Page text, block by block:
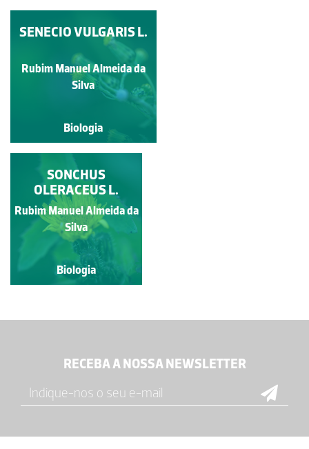
PSEUDOGNAPHALIUM
LUTEO-ALBUM (L.)
HILLIARD &
B.L.BURTT
Rubim Manuel Almeida da
Silva
Biologia
SENECIO VULGARIS L.
Rubim Manuel Almeida da
Silva
Biologia
SONCHUS
OLERACEUS L.
Rubim Manuel Almeida da
Silva
Biologia
RECEBA A NOSSA NEWSLETTER